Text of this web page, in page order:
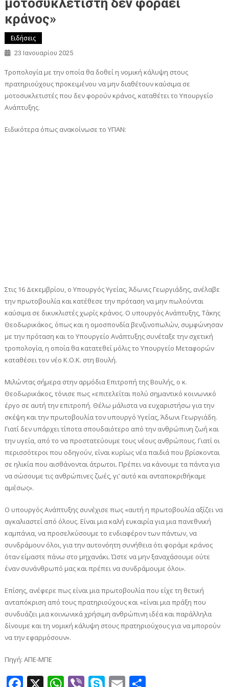
μοτοσυκλετιστή δεν φοράει
κράνος»
Ειδήσεις
23 Ιανουαρίου 2025
Τροπολογία με την οποία θα δοθεί η νομική κάλυψη στους
πρατηριούχους προκειμένου να μην διαθέτουν καύσιμα σε
μοτοσυκλετιστές που δεν φορούν κράνος, καταθέτει το Υπουργείο
Ανάπτυξης.
Ειδικότερα όπως ανακοίνωσε το ΥΠΑΝ:
Στις 16 Δεκεμβρίου, ο Υπουργός Υγείας, Άδωνις Γεωργιάδης, ανέλαβε
την πρωτοβουλία και κατέθεσε την πρόταση να μην πωλούνται
καύσιμα σε δικυκλιστές χωρίς κράνος. Ο υπουργός Ανάπτυξης, Τάκης
Θεοδωρικάκος, όπως και η ομοσπονδία βενζινοπωλών, συμφώνησαν
με την πρόταση και το Υπουργείο Ανάπτυξης συνέταξε την σχετική
τροπολογία, η οποία θα κατατεθεί μόλις το Υπουργείο Μεταφορών
καταθέσει τον νέο Κ.Ο.Κ. στη Βουλή.
Μιλώντας σήμερα στην αρμόδια Επιτροπή της Βουλής, ο κ.
Θεοδωρικάκος, τόνισε πως «επιτελείται πολύ σημαντικό κοινωνικό
έργο σε αυτή την επιτροπή. Θέλω μάλιστα να ευχαριστήσω για την
σκέψη και την πρωτοβουλία τον υπουργό Υγείας, Άδωνι Γεωργιάδη.
Γιατί δεν υπάρχει τίποτα σπουδαιότερο από την ανθρώπινη ζωή και
την υγεία, από το να προστατεύουμε τους νέους ανθρώπους. Γιατί οι
περισσότεροι που οδηγούν, είναι κυρίως νέα παιδιά που βρίσκονται
σε ηλικία που αισθάνονται άτρωτοι. Πρέπει να κάνουμε τα πάντα για
να σώσουμε τις ανθρώπινες ζωές, γι’ αυτό και ανταποκριθήκαμε
αμέσως».
Ο υπουργός Ανάπτυξης συνέχισε πως «αυτή η πρωτοβουλία αξίζει να
αγκαλιαστεί από όλους. Είναι μια καλή ευκαιρία για μια πανεθνική
καμπάνια, να προσελκύσουμε το ενδιαφέρον των πάντων, να
συνδράμουν όλοι, για την αυτονόητη συνήθεια ότι φοράμε κράνος
όταν είμαστε πάνω στο μηχανάκι. Ώστε να μην ξαναχάσουμε ούτε
έναν συνάνθρωπό μας και πρέπει να συνδράμουμε όλοι».
Επίσης, ανέφερε πως είναι μια πρωτοβουλία που είχε τη θετική
ανταπόκριση από τους πρατηριούχους και «είναι μια πράξη που
συνδυάζει μια κοινωνικά χρήσιμη ανθρώπινη ιδέα και παράλληλα
δίνουμε και τη νομική κάλυψη στους πρατηριούχους για να μπορούν
να την εφαρμόσουν».
Πηγή: ΑΠΕ-ΜΠΕ